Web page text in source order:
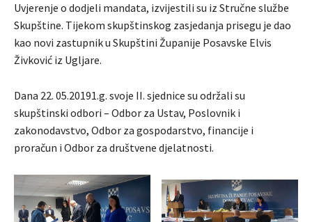
Uvjerenje o dodjeli mandata, izvijestili su iz Stručne službe
Skupštine. Tijekom skupštinskog zasjedanja prisegu je dao
kao novi zastupnik u Skupštini Županije Posavske Elvis
Živković iz Ugljare.
Dana 22. 05.20191.g. svoje II. sjednice su održali su
skupštinski odbori – Odbor za Ustav, Poslovnik i
zakonodavstvo, Odbor za gospodarstvo, financije i
proračun i Odbor za društvene djelatnosti.